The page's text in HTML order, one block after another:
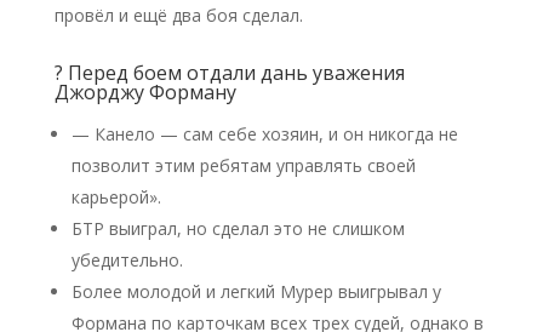
провёл и ещё два боя сделал.
? Перед боем отдали дань уважения
Джорджу Форману
— Канело — сам себе хозяин, и он никогда не
позволит этим ребятам управлять своей
карьерой».
БТР выиграл, но сделал это не слишком
убедительно.
Более молодой и легкий Мурер выигрывал у
Формана по карточкам всех трех судей, однако в